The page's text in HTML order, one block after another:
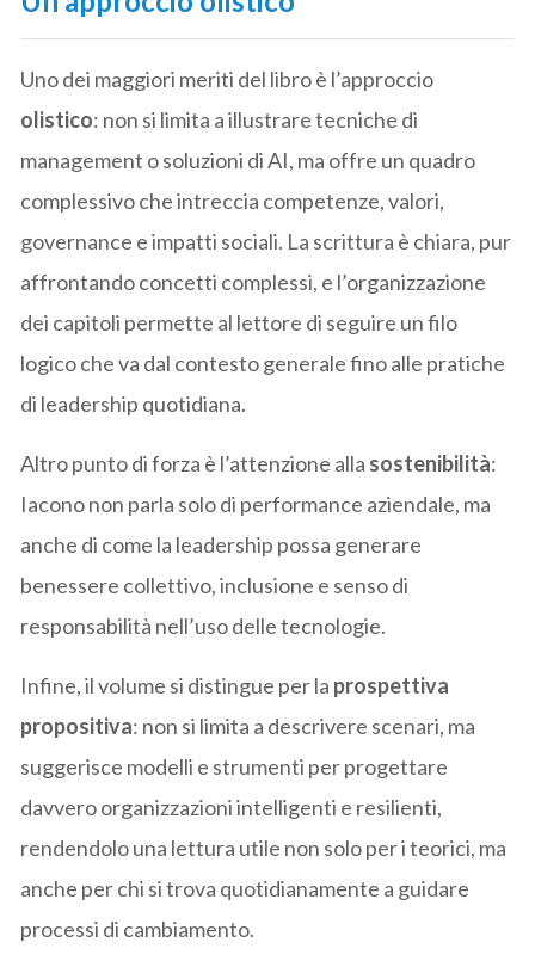
Uno dei maggiori meriti del libro è l’approccio
olistico: non si limita a illustrare tecniche di
management o soluzioni di AI, ma offre un quadro
complessivo che intreccia competenze, valori,
governance e impatti sociali. La scrittura è chiara, pur
affrontando concetti complessi, e l’organizzazione
dei capitoli permette al lettore di seguire un filo
logico che va dal contesto generale fino alle pratiche
di leadership quotidiana.
Altro punto di forza è l’attenzione alla sostenibilità:
Iacono non parla solo di performance aziendale, ma
anche di come la leadership possa generare
benessere collettivo, inclusione e senso di
responsabilità nell’uso delle tecnologie.
Infine, il volume si distingue per la prospettiva
propositiva: non si limita a descrivere scenari, ma
suggerisce modelli e strumenti per progettare
davvero organizzazioni intelligenti e resilienti,
rendendolo una lettura utile non solo per i teorici, ma
anche per chi si trova quotidianamente a guidare
processi di cambiamento.